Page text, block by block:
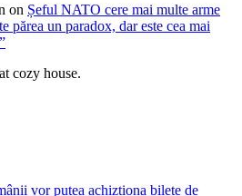
on Șeful NATO cere mai multe arme
părea un paradox, dar este cea mai
cozy house.